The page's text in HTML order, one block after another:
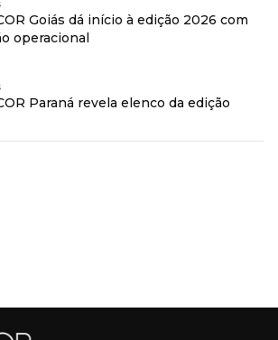
Goiás dá início à edição 2026 com
operacional
Paraná revela elenco da edição